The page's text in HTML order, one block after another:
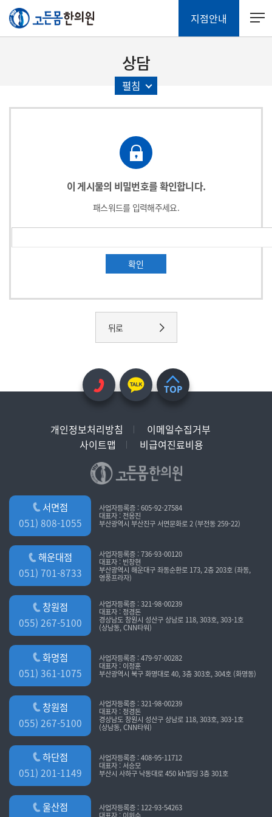
지점안내
상담
펼침
이 게시물의 비밀번호를 확인합니다.
패스워드를 입력해주세요.
확인
뒤로
TOP
개인정보처리방침
이메일수집거부
사이트맵
비급여진료비용
서면점
051) 808-1055
사업자등록증 : 605-92-27584
대표자 : 전응진
부산광역시 부산진구 서면문화로 2 (부전동 259-22)
해운대점
051) 701-8733
사업자등록증 : 736-93-00120
대표자 : 빈창현
부산광역시 해운대구 좌동순환로 173, 2층 203호 (좌동,
영풍프라자)
창원점
055) 267-5100
사업자등록증 : 321-98-00239
대표자 : 정경돈
경상남도 창원시 성산구 상남로 118, 303호, 303-1호
(상남동, CNN타워)
화명점
051) 361-1075
사업자등록증 : 479-97-00282
대표자 : 이정훈
부산광역시 북구 화명대로 40, 3층 303호, 304호 (화명동)
창원점
055) 267-5100
사업자등록증 : 321-98-00239
대표자 : 정경돈
경상남도 창원시 성산구 상남로 118, 303호, 303-1호
(상남동, CNN타워)
하단점
051) 201-1149
사업자등록증 : 408-95-11712
대표자 : 서승모
부산시 사하구 낙동대로 450 kh빌딩 3층 301호
울산점
사업자등록증 : 122-93-54263